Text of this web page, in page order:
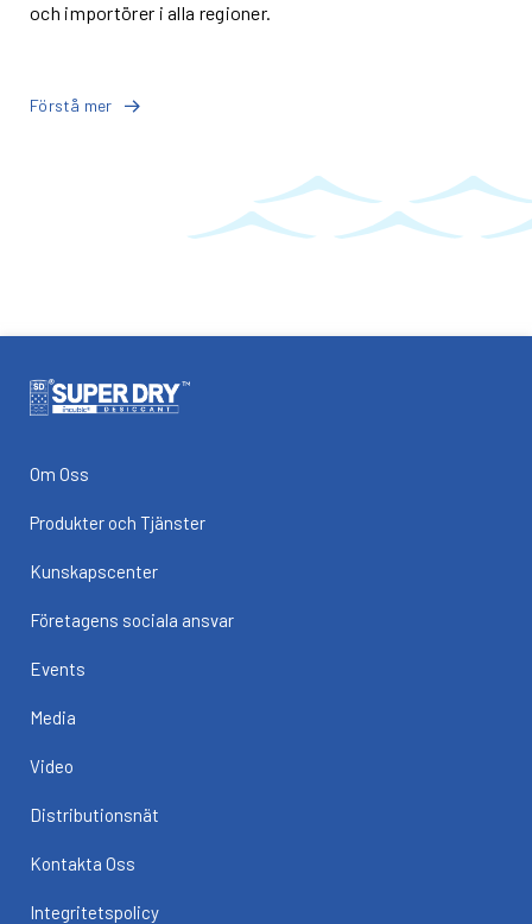
och importörer i alla regioner.
Förstå mer
Om Oss
Produkter och Tjänster
Kunskapscenter
Företagens sociala ansvar
Events
Media
Video
Distributionsnät
Kontakta Oss
Integritetspolicy